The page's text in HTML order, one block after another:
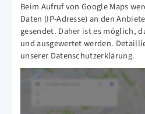
Beim Aufruf von Google Maps
Daten (IP-Adresse) an den
gesendet. Daher ist es möglich,
und ausgewertet werden.
unserer Datenschutzerklärung.